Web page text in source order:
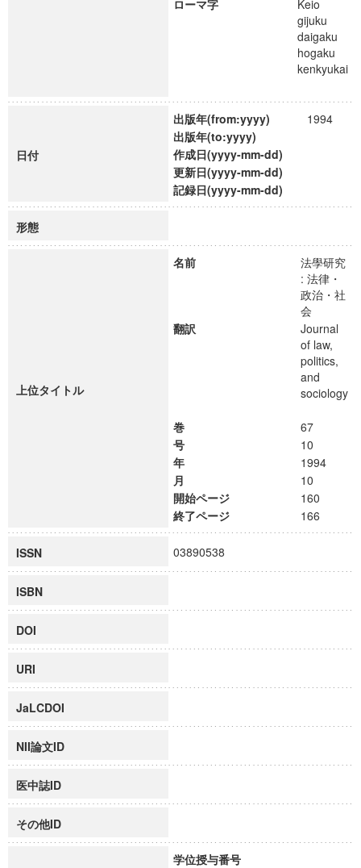
ローマ字
Keio
gijuku
daigaku
hogaku
kenkyukai
日付
出版年(from:yyyy)
1994
出版年(to:yyyy)
作成日(yyyy-mm-dd)
更新日(yyyy-mm-dd)
記録日(yyyy-mm-dd)
形態
上位タイトル
名前
法學研究
: 法律・
政治・社
会
翻訳
Journal
of law,
politics,
and
sociology
巻
67
号
10
年
1994
月
10
開始ページ
160
終了ページ
166
ISSN 03890538
ISBN
DOI
URI
JaLCDOI
NII論文ID
医中誌ID
その他ID
学位授与番号